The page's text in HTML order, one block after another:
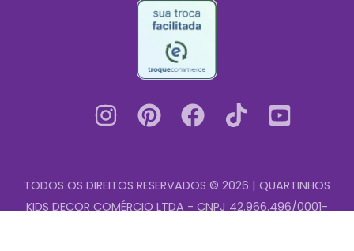
TODOS OS DIREITOS RESERVADOS © 2026 | QUARTINHOS
KIDS DECOR COMÉRCIO LTDA - CNPJ 42.966.496/0001-